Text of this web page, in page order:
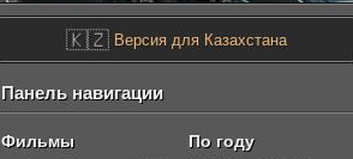
🇰🇿Версия для Казахстана
Панель навигации
Фильмы По году